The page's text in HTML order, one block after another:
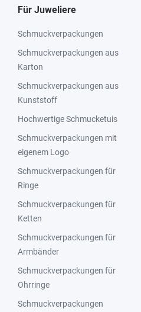
Für Juweliere
Schmuckverpackungen
Schmuckverpackungen aus
Karton
Schmuckverpackungen aus
Kunststoff
Hochwertige Schmucketuis
Schmuckverpackungen mit
eigenem Logo
Schmuckverpackungen für
Ringe
Schmuckverpackungen für
Ketten
Schmuckverpackungen für
Armbänder
Schmuckverpackungen für
Ohrringe
Schmuckverpackungen